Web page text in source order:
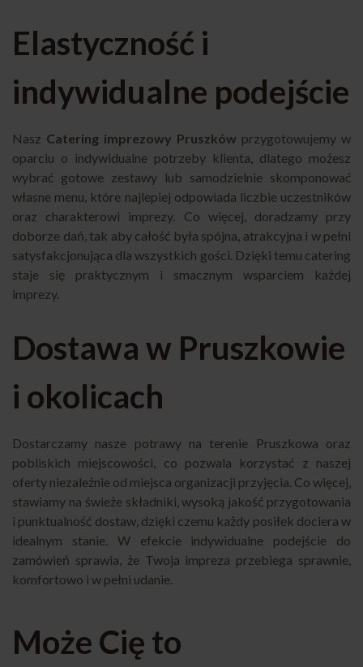
Elastyczność i
indywidualne podejście
Nasz Catering imprezowy Pruszków przygotowujemy w
oparciu o indywidualne potrzeby klienta, dlatego możesz
wybrać gotowe zestawy lub samodzielnie skomponować
własne menu, które najlepiej odpowiada liczbie uczestników
oraz charakterowi imprezy. Co więcej, doradzamy przy
doborze dań, tak aby całość była spójna, atrakcyjna i w pełni
satysfakcjonująca dla wszystkich gości. Dzięki temu catering
staje się praktycznym i smacznym wsparciem każdej
imprezy.
Dostawa w Pruszkowie
i okolicach
Dostarczamy nasze potrawy na terenie Pruszkowa oraz
pobliskich miejscowości, co pozwala korzystać z naszej
oferty niezależnie od miejsca organizacji przyjęcia. Co więcej,
stawiamy na świeże składniki, wysoką jakość przygotowania
i punktualność dostaw, dzięki czemu każdy posiłek dociera w
idealnym stanie. W efekcie indywidualne podejście do
zamówień sprawia, że Twoja impreza przebiega sprawnie,
komfortowo i w pełni udanie.
Może Cię to